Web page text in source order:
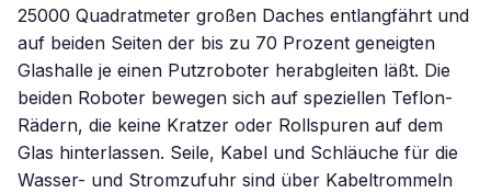
25000 Quadratmeter großen Daches entlangfährt und
auf beiden Seiten der bis zu 70 Prozent geneigten
Glashalle je einen Putzroboter herabgleiten läßt. Die
beiden Roboter bewegen sich auf speziellen Teflon-
Rädern, die keine Kratzer oder Rollspuren auf dem
Glas hinterlassen. Seile, Kabel und Schläuche für die
Wasser- und Stromzufuhr sind über Kabeltrommeln